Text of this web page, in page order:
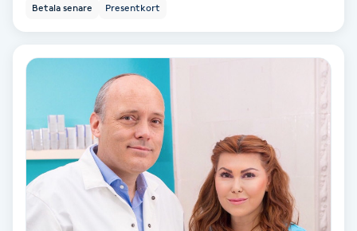
Frekvensterapi
Friskvårdsmassage
Frisör
Betala senare Presentkort